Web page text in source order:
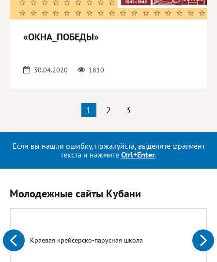
«ОКНА_ПОБЕДЫ»
30.04.2020 1810
1 2 3
Если вы нашли ошибку, пожалуйста, выделите фрагмент
текста и нажмите Ctrl+Enter.
Молодежные сайты Кубани
Краевая крейсерско-парусная школа